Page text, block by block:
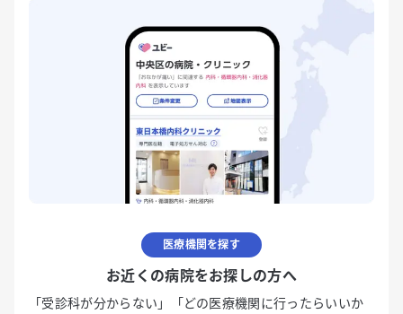
医療機関を探す
お近くの病院をお探しの方へ
「受診科が分からない」「どの医療機関に行ったらいいか